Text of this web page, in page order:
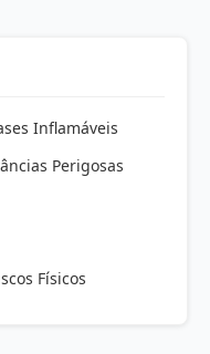
Inflamáveis
Perigosas
Físicos